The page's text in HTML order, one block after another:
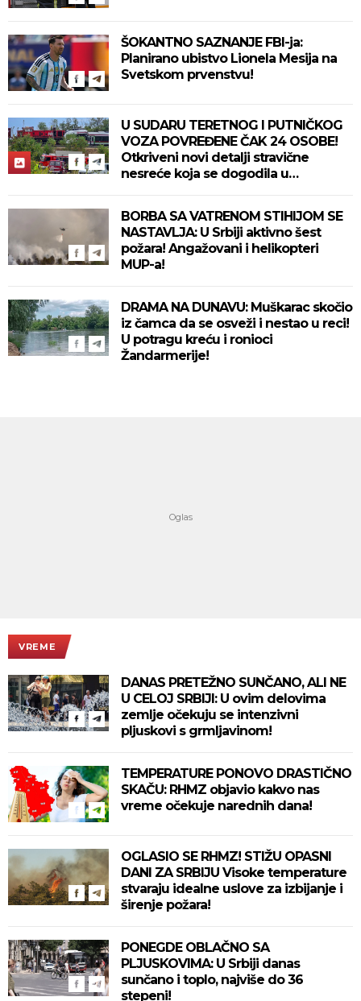
ŠOKANTNO SAZNANJE FBI-ja:
Planirano ubistvo Lionela Mesija na
Svetskom prvenstvu!
U SUDARU TERETNOG I PUTNIČKOG
VOZA POVREĐENE ČAK 24 OSOBE!
Otkriveni novi detalji stravične
nesreće koja se dogodila u
BORBA SA VATRENOM STIHIJOM SE
NASTAVLJA: U Srbiji aktivno šest
požara! Angažovani i helikopteri
MUP-a!
DRAMA NA DUNAVU: Muškarac skočio
iz čamca da se osveži i nestao u reci!
U potragu kreću i ronioci
Žandarmerije!
VREME
DANAS PRETEŽNO SUNČANO, ALI NE
U CELOJ SRBIJI: U ovim delovima
zemlje očekuju se intenzivni
pljuskovi s grmljavinom!
TEMPERATURE PONOVO DRASTIČNO
SKAČU: RHMZ objavio kakvo nas
vreme očekuje narednih dana!
OGLASIO SE RHMZ! STIŽU OPASNI
DANI ZA SRBIJU Visoke temperature
stvaraju idealne uslove za izbijanje i
širenje požara!
PONEGDE OBLAČNO SA
PLJUSKOVIMA: U Srbiji danas
sunčano i toplo, najviše do 36
stepeni!